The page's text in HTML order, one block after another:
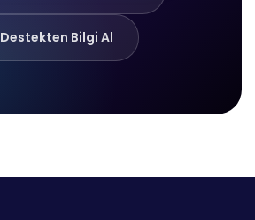
Destekten Bilgi Al